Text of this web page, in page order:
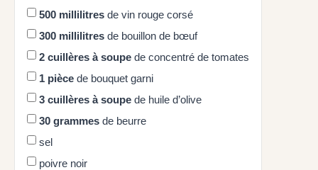
500 millilitres de vin rouge corsé
300 millilitres de bouillon de bœuf
2 cuillères à soupe de concentré de tomates
1 pièce de bouquet garni
3 cuillères à soupe de huile d’olive
30 grammes de beurre
sel
poivre noir